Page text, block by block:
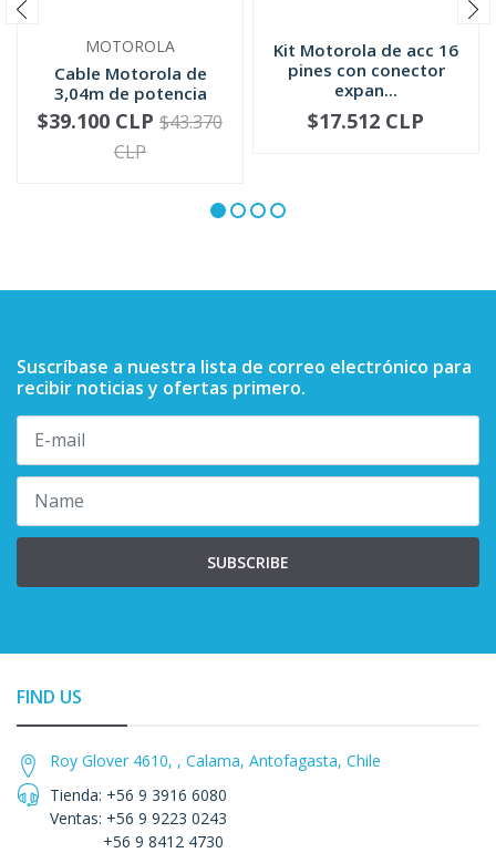
MOTOROLA
Cable Motorola de
3,04m de potencia
media para ...
+
-
$39.100 CLP $43.370
CLP
Kit Motorola de acc 16
pines con conector
expan...
+
$17.512 CLP
Suscríbase a nuestra lista de correo electrónico para
recibir noticias y ofertas primero.
SUBSCRIBE
FIND US
Roy Glover 4610, , Calama, Antofagasta, Chile
Tienda: +56 9 3916 6080
Ventas: +56 9 9223 0243
+56 9 8412 4730